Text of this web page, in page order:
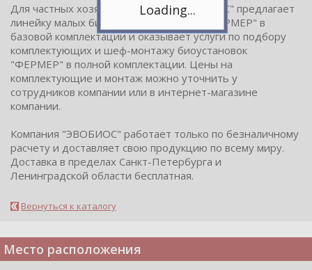
Для частных хозяйств компания "ЭВОБИОС" предлагает
линейку малых биогазовых установок "ФЕРМЕР" в
базовой комплектации и оказывает услуги по подбору
комплектующих и шеф-монтажу биоустановок
"ФЕРМЕР" в полной комплектации. Цены на
комплектующие и монтаж можно уточнить у
сотрудников компании или в интернет-магазине
компании.
Компания "ЭВОБИОС" работает только по безналичному
расчету и доставляет свою продукцию по всему миру.
Доставка в пределах Санкт-Петербурга и
Ленинградской области бесплатная.
Вернуться к каталогу
Место расположения